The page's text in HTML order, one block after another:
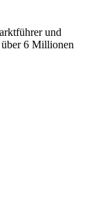
und
6 Millionen